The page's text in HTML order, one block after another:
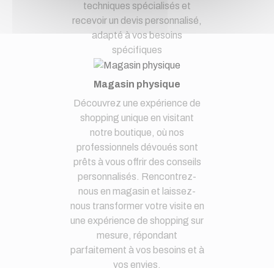
techniques spécialisés et
recevoir un devis personnalisé,
adapté à vos besoins
spécifiques
Magasin physique
Découvrez une expérience de
shopping unique en visitant
notre boutique, où nos
professionnels dévoués sont
prêts à vous offrir des conseils
personnalisés. Rencontrez-
nous en magasin et laissez-
nous transformer votre visite en
une expérience de shopping sur
mesure, répondant
parfaitement à vos besoins et à
vos envies.